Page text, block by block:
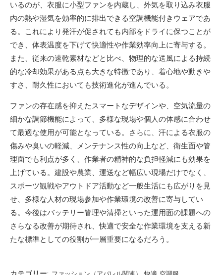
いるのが、衣服に小型ファンを内蔵し、外気を取り込み衣服
内の熱や湿気を効率的に排出できる空調機能付きウェアであ
る。これにより発汗が促されても内部をドライに保つことが
でき、体表温度を下げて快適性や作業効率向上に寄与する。
また、従来の速乾素材などと比べ、物理的な送風による持続
的な冷却効果がある点も大きな特徴であり、着心地や動きや
すさ、耐久性においても技術進化が進んでいる。
ファンの存在感を抑えたスマートなデザインや、空気流量の
細かな調節機能によって、多様な現場や個人の体感に合わせ
て最適な使用が可能となっている。さらに、汗による衣服の
傷みや臭いの軽減、メンテナンス性の向上など、衛生面や管
理面でも利点が多く、作業者の精神的な負担軽減にも効果を
上げている。建設や農業、運送など幅広い現場だけでなく、
スポーツ観戦やアウトドア活動など一般生活にも広がりを見
せ、多様な人材の現場参加や作業環境の改善に寄与してい
る。今後はバッテリー管理や清掃といった運用面の課題への
さらなる改善が期待され、快適で安全な作業環境を支える新
たな標準としての役割が一層重要になるだろう。